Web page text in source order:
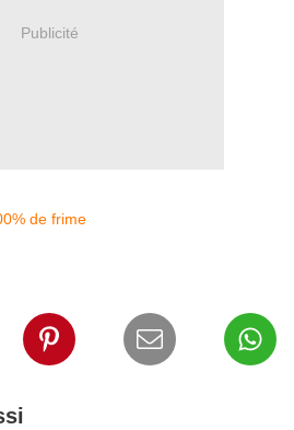
Publicité
de frime